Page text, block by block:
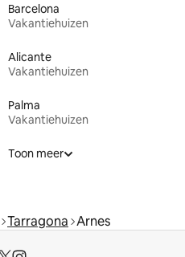
Barcelona
Vakantiehuizen
Alicante
Vakantiehuizen
Palma
Vakantiehuizen
Toon meer
Tarragona Arnes